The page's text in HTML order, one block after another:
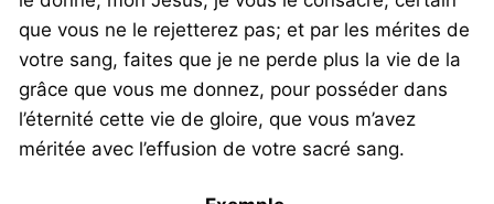
que vous ne le rejetterez pas; et par les mérites de
votre sang, faites que je ne perde plus la vie de la
grâce que vous me donnez, pour posséder dans
l’éternité cette vie de gloire, que vous m’avez
méritée avec l’effusion de votre sacré sang.